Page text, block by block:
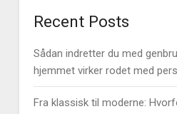
Recent Posts
Sådan indretter du med
hjemmet virker rodet med
Fra klassisk til moderne: